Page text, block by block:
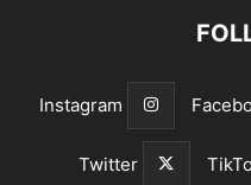
Instagram
Twitter